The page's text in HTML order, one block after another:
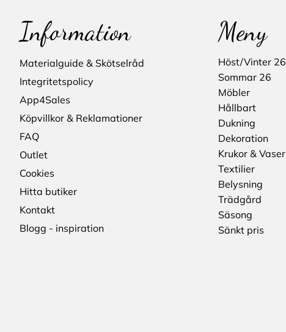
Information
Materialguide & Skötselråd
Integritetspolicy
App4Sales
Köpvillkor & Reklamationer
FAQ
Outlet
Cookies
Hitta butiker
Kontakt
Blogg - inspiration
Meny
Höst/Vinter 26
Sommar 26
Möbler
Hållbart
Dukning
Dekoration
Krukor & Vaser
Textilier
Belysning
Trädgård
Säsong
Sänkt pris